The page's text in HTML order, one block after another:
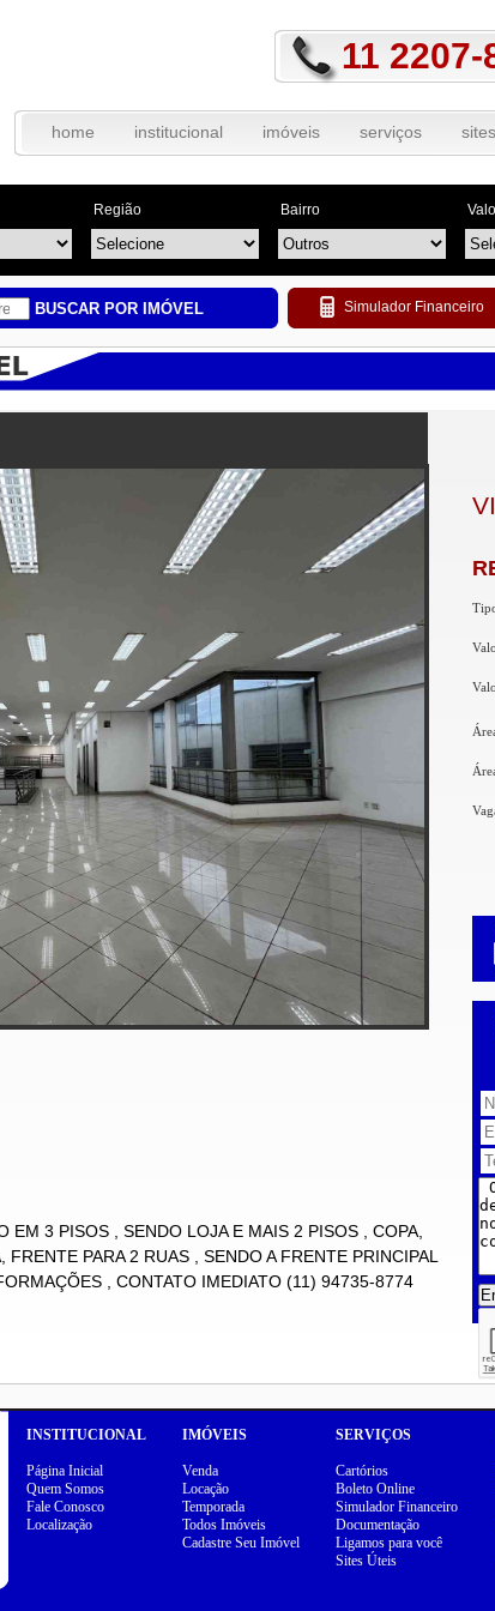
11 2207-
home institucional imóveis serviços
Região Bairro
BUSCAR POR IMÓVEL Simulador Financeiro
EM 3 PISOS , SENDO LOJA E MAIS 2 PISOS , COPA,
PARA 2 RUAS , SENDO A FRENTE PRINCIPAL
, CONTATO IMEDIATO (11) 94735-8774
INSTITUCIONAL
Página Inicial
Quem Somos
Fale Conosco
Localização
IMÓVEIS
Venda
Locação
Temporada
Todos Imóveis
Cadastre Seu Imóvel
SERVIÇOS
Cartórios
Boleto Online
Simulador Financeiro
Documentação
Ligamos para você
Sites Úteis